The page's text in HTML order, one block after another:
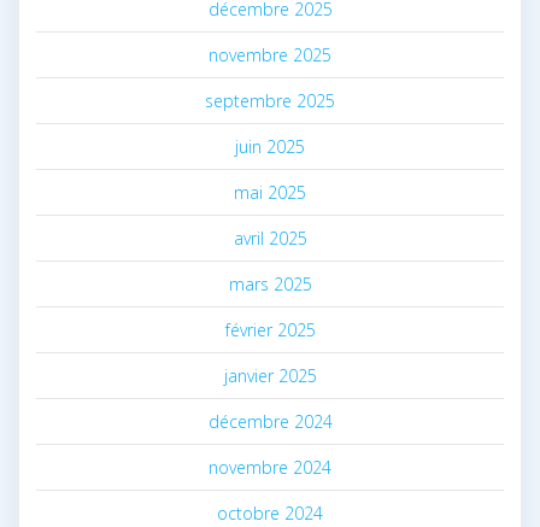
décembre 2025
novembre 2025
septembre 2025
juin 2025
mai 2025
avril 2025
mars 2025
février 2025
janvier 2025
décembre 2024
novembre 2024
octobre 2024